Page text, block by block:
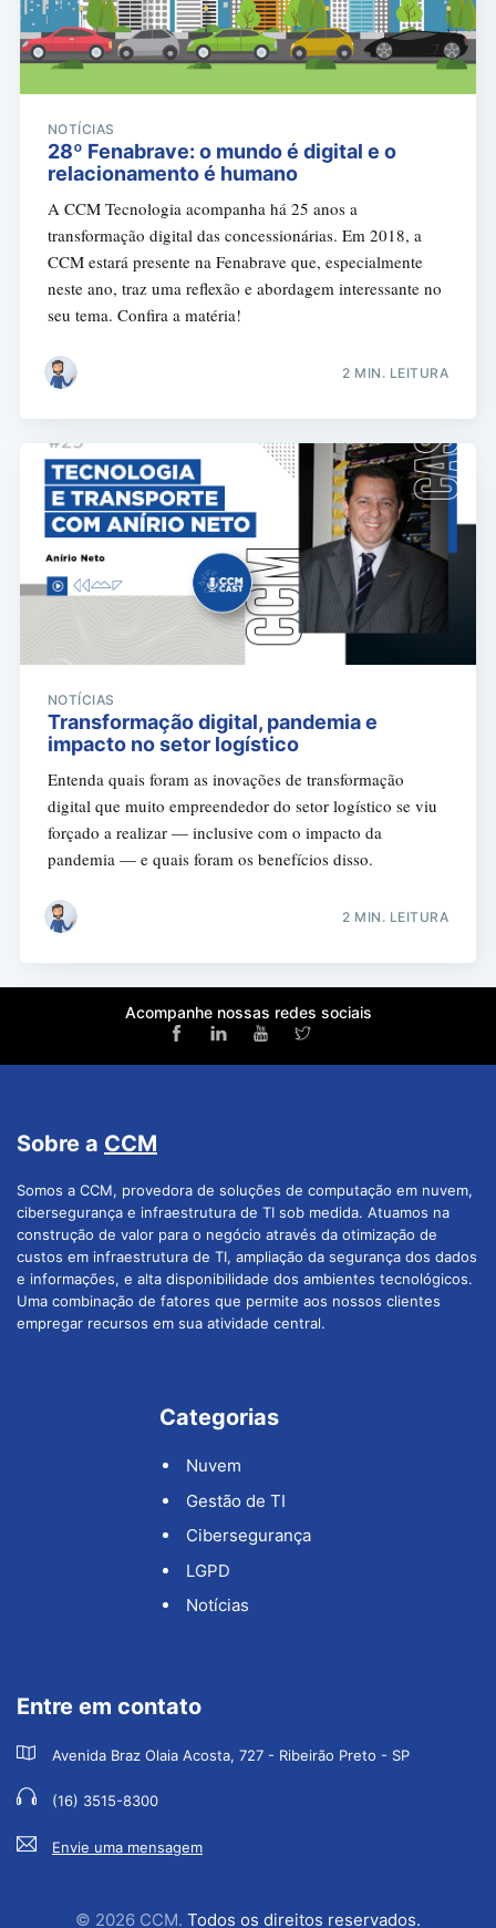
NOTÍCIAS
28º Fenabrave: o mundo é digital e o
relacionamento é humano
A CCM Tecnologia acompanha há 25 anos a
transformação digital das concessionárias. Em 2018, a
CCM estará presente na Fenabrave que, especialmente
neste ano, traz uma reflexão e abordagem interessante no
seu tema. Confira a matéria!
2 MIN. LEITURA
NOTÍCIAS
Transformação digital, pandemia e
impacto no setor logístico
Entenda quais foram as inovações de transformação
digital que muito empreendedor do setor logístico se viu
forçado a realizar — inclusive com o impacto da
pandemia — e quais foram os benefícios disso.
2 MIN. LEITURA
Acompanhe nossas redes sociais
Sobre a CCM
Somos a CCM, provedora de soluções de computação em nuvem,
cibersegurança e infraestrutura de TI sob medida. Atuamos na
construção de valor para o negócio através da otimização de
custos em infraestrutura de TI, ampliação da segurança dos dados
e informações, e alta disponibilidade dos ambientes tecnológicos.
Uma combinação de fatores que permite aos nossos clientes
empregar recursos em sua atividade central.
Categorias
Nuvem
Gestão de TI
Cibersegurança
LGPD
Notícias
Entre em contato
Avenida Braz Olaia Acosta, 727 - Ribeirão Preto - SP
(16) 3515-8300
Envie uma mensagem
© 2026 CCM. Todos os direitos reservados.